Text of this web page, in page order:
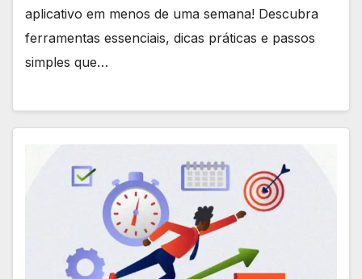
aplicativo em menos de uma semana! Descubra
ferramentas essenciais, dicas práticas e passos
simples que…